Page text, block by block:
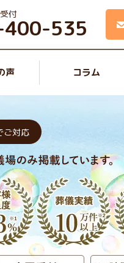
付
535
声 コラム
ご対応